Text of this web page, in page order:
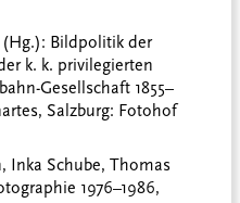
(Hg.): Bildpolitik der
k. k. privilegierten
Gesellschaft 1855–
Salzburg: Fotohof
Inka Schube, Thomas
1976–1986,